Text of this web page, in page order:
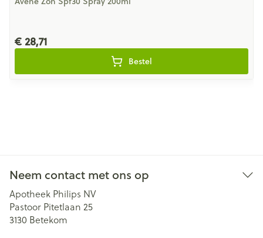
€ 28,71
Bestel
Neem contact met ons op
Apotheek Philips NV
Pastoor Pitetlaan 25
3130 Betekom